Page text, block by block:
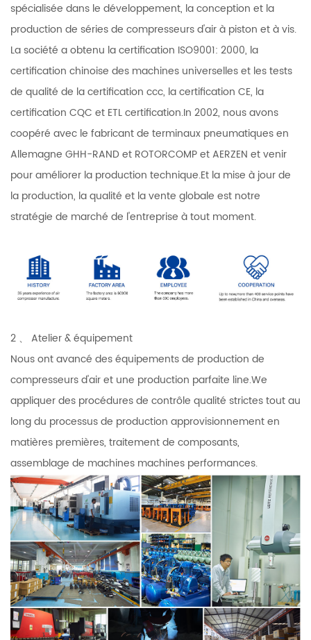
spécialisée dans le développement, la conception et la
production de séries de compresseurs d'air à piston et à vis.
La société a obtenu la certification ISO9001: 2000, la
certification chinoise des machines universelles et les tests
de qualité de la certification ccc, la certification CE, la
certification CQC et ETL certification.In 2002, nous avons
coopéré avec le fabricant de terminaux pneumatiques en
Allemagne GHH-RAND et ROTORCOMP et AERZEN et venir
pour améliorer la production technique.Et la mise à jour de
la production, la qualité et la vente globale est notre
stratégie de marché de l'entreprise à tout moment.
2 、 Atelier & équipement
Nous ont avancé des équipements de production de
compresseurs d'air et une production parfaite line.We
appliquer des procédures de contrôle qualité strictes tout au
long du processus de production approvisionnement en
matières premières, traitement de composants,
assemblage de machines machines performances.